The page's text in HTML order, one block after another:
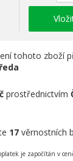
tohoto zboží
prostřednictvím
17 věrnostních
je započítán v